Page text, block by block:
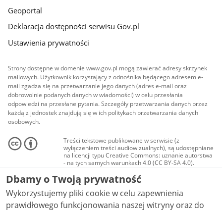
Geoportal
Deklaracja dostępności serwisu Gov.pl
Ustawienia prywatności
Strony dostępne w domenie www.gov.pl mogą zawierać adresy skrzynek
mailowych. Użytkownik korzystający z odnośnika będącego adresem e-
mail zgadza się na przetwarzanie jego danych (adres e-mail oraz
dobrowolnie podanych danych w wiadomości) w celu przesłania
odpowiedzi na przesłane pytania. Szczegóły przetwarzania danych przez
każdą z jednostek znajdują się w ich politykach przetwarzania danych
osobowych.
Treści tekstowe publikowane w serwisie (z
wyłączeniem treści audiowizualnych), są udostępniane
na licencji typu Creative Commons: uznanie autorstwa
- na tych samych warunkach 4.0 (CC BY-SA 4.0).
Materiały audiowizualne, w tym zdjęcia, materiały
audio i wideo, są udostępniane na licencji typu
Creative Commons: uznanie autorstwa użycie
niekomercyjne - bez utworów zależnych 4.0 (CC BY-
NC-ND 4.0), o ile nie jest to stwierdzone inaczej.
Dbamy o Twoją prywatność
Wykorzystujemy pliki cookie w celu zapewnienia
prawidłowego funkcjonowania naszej witryny oraz do